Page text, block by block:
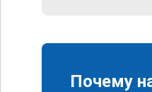
Почему